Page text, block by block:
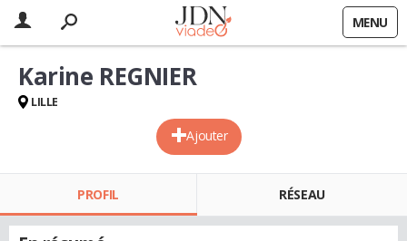
MENU
Ajouter
Karine REGNIER
LILLE
PROFIL RÉSEAU